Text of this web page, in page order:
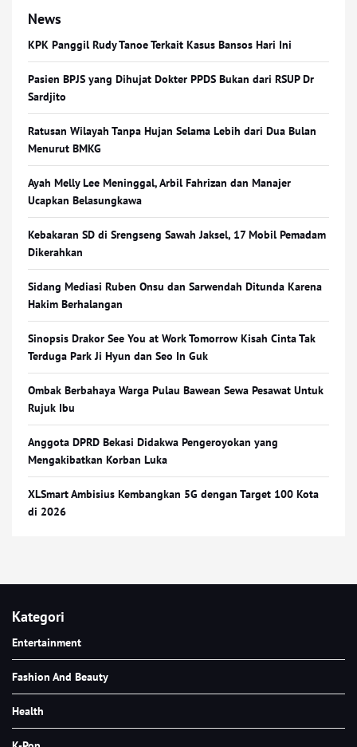
News
KPK Panggil Rudy Tanoe Terkait Kasus Bansos Hari Ini
Pasien BPJS yang Dihujat Dokter PPDS Bukan dari RSUP Dr
Sardjito
Ratusan Wilayah Tanpa Hujan Selama Lebih dari Dua Bulan
Menurut BMKG
Ayah Melly Lee Meninggal, Arbil Fahrizan dan Manajer
Ucapkan Belasungkawa
Kebakaran SD di Srengseng Sawah Jaksel, 17 Mobil Pemadam
Dikerahkan
Sidang Mediasi Ruben Onsu dan Sarwendah Ditunda Karena
Hakim Berhalangan
Sinopsis Drakor See You at Work Tomorrow Kisah Cinta Tak
Terduga Park Ji Hyun dan Seo In Guk
Ombak Berbahaya Warga Pulau Bawean Sewa Pesawat Untuk
Rujuk Ibu
Anggota DPRD Bekasi Didakwa Pengeroyokan yang
Mengakibatkan Korban Luka
XLSmart Ambisius Kembangkan 5G dengan Target 100 Kota
di 2026
Kategori
Entertainment
Fashion And Beauty
Health